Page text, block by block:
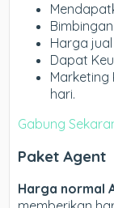
Harga
Dapat
hari.
Gabung
Paket Agent
Harga normal